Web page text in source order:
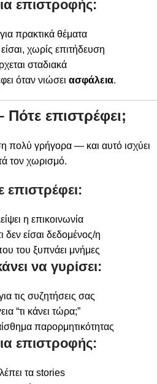
επιστροφής:
πρακτικά θέματα
χωρίς επιτήδευση
σταδιακά
όταν νιώσει ασφάλεια.
επιστρέφει;
πολύ γρήγορα — και αυτό ισχύει
τον χωρισμό.
επιστρέφει:
η επικοινωνία
δεν είσαι δεδομένος/η
του ξυπνάει μνήμες
να γυρίσει:
τις συζητήσεις σας
“τι κάνει τώρα;”
παρορμητικότητας
επιστροφής:
τα stories